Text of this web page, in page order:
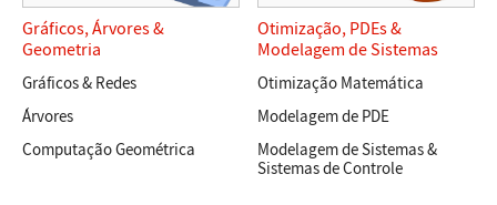
Gráficos,Árvores&
Geometria
Gráficos & Redes
Árvores
Computação Geométrica
Otimização, PDEs &
Modelagem de Sistemas
Otimização Matemática
Modelagem de PDE
Modelagem de Sistemas &
Sistemas de Controle